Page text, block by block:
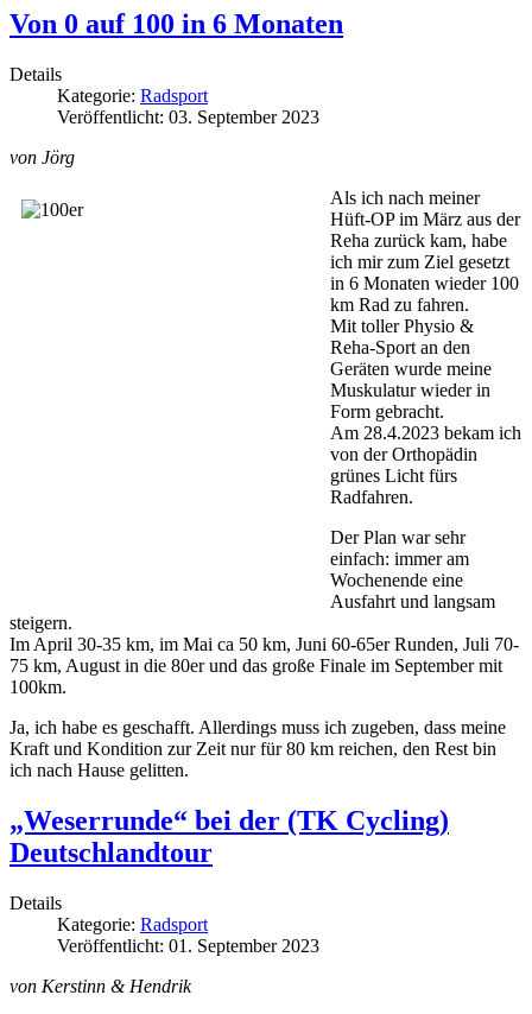
Von 0 auf 100 in 6 Monaten
Details
Kategorie: Radsport
Veröffentlicht: 03. September 2023
von Jörg
Als ich nach meiner
Hüft-OP im März aus der
Reha zurück kam, habe
ich mir zum Ziel gesetzt
in 6 Monaten wieder 100
km Rad zu fahren.
Mit toller Physio &
Reha-Sport an den
Geräten wurde meine
Muskulatur wieder in
Form gebracht.
Am 28.4.2023 bekam ich
von der Orthopädin
grünes Licht fürs
Radfahren.
Der Plan war sehr
einfach: immer am
Wochenende eine
Ausfahrt und langsam
steigern.
Im April 30-35 km, im Mai ca 50 km, Juni 60-65er Runden, Juli 70-
75 km, August in die 80er und das große Finale im September mit
100km.
Ja, ich habe es geschafft. Allerdings muss ich zugeben, dass meine
Kraft und Kondition zur Zeit nur für 80 km reichen, den Rest bin
ich nach Hause gelitten.
„Weserrunde“ bei der (TK Cycling)
Deutschlandtour
Details
Kategorie: Radsport
Veröffentlicht: 01. September 2023
von Kerstinn & Hendrik